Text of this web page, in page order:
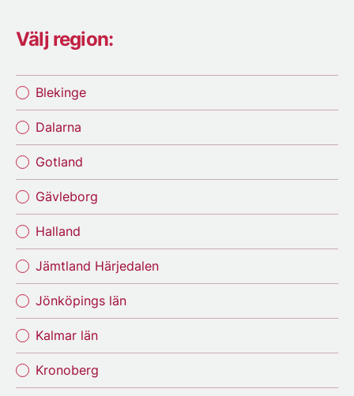
Välj region:
Blekinge
Dalarna
Gotland
Gävleborg
Halland
Jämtland Härjedalen
Jönköpings län
Kalmar län
Kronoberg